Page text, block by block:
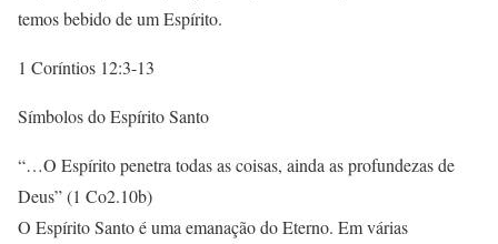
temos bebido de um Espírito.
1 Coríntios 12:3-13
Símbolos do Espírito Santo
“…O Espírito penetra todas as coisas, ainda as profundezas de
Deus” (1 Co2.10b)
O Espírito Santo é uma emanação do Eterno. Em várias